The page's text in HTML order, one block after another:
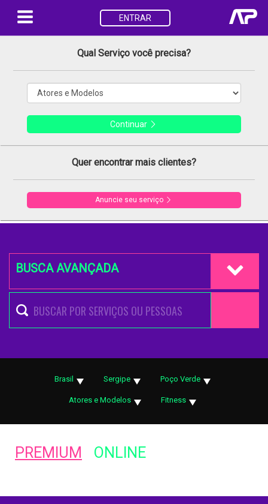
ENTRAR
Qual Serviço você precisa?
Continuar
Quer encontrar mais clientes?
Anuncie seu serviço
BUSCA AVANÇADA
Brasil Sergipe Poço Verde
Atores e Modelos Fitness
PREMIUM ONLINE